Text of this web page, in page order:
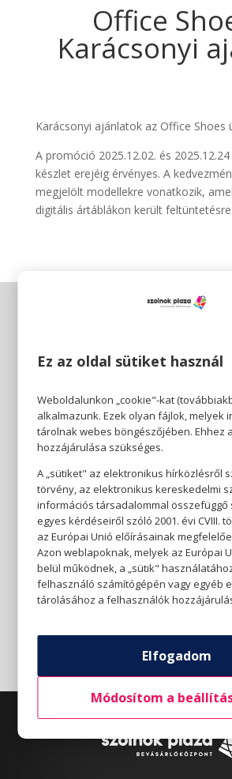
Office
Karácsonyi
Karácsonyi ajánlatok az Office Shoes
A promóció 2025.12.02. és
készlet erejéig érvényes. A
megjelölt modellekre vonatkozik,
digitális ártáblákon került feltüntetésre.
Ez az oldal sütiket használ
Weboldalunkon „cookie"-kat
alkalmazunk. Ezek olyan fájlok, melyek
tárolnak webes böngészőjében. Ehhez
hozzájárulása szükséges.
A „sütiket" az elektronikus hírközlésről
törvény, az elektronikus kereskedelmi
információs társadalommal összefüggő
egyes kérdéseiről szóló 2001. évi CVIII.
az Európai Unió előírásainak
Azon weblapoknak, melyek az Európai
belül működnek, a „sütik"
felhasználó számítógépén vagy egyéb
tárolásához a felhasználók
Elfogadom
Módosítom a